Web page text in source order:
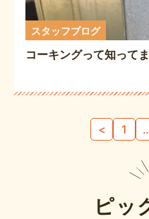
スタッフブログ
コーキングって知って
< 1
ピッ